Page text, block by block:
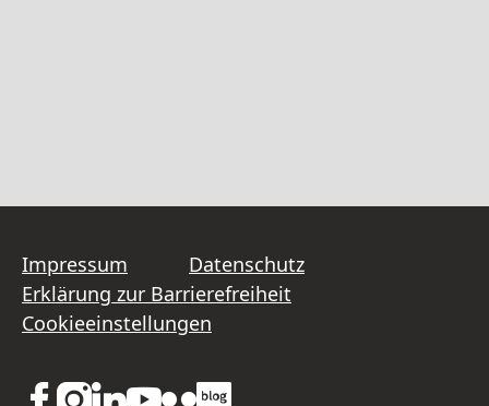
Impressum
Datenschutz
Erklärung zur Barrierefreiheit
Cookieeinstellungen